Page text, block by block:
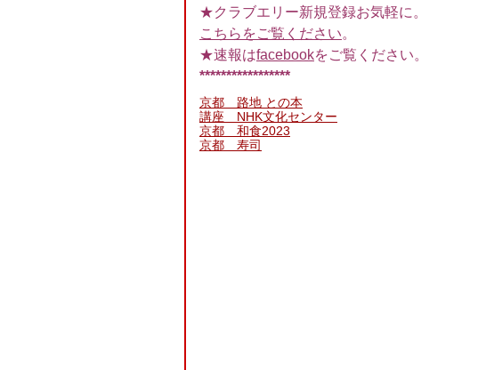
★クラブエリー新規登録お気軽に。
こちらをご覧ください。
★速報はfacebookをご覧ください。
*****************
京都 路地 との本
講座 NHK文化センター
京都 和食2023
京都 寿司